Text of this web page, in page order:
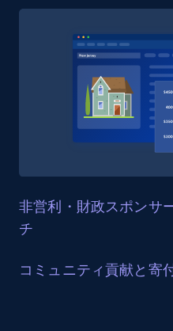
Amazon Reviews
URL, Product name,
rating object, Product
Author name, Asin, and
eCommerce
7.4K+
TikTok - Posts
非営利・財政スポンサ
チ
財政ホストとコレク
コミュニティ貢献と寄